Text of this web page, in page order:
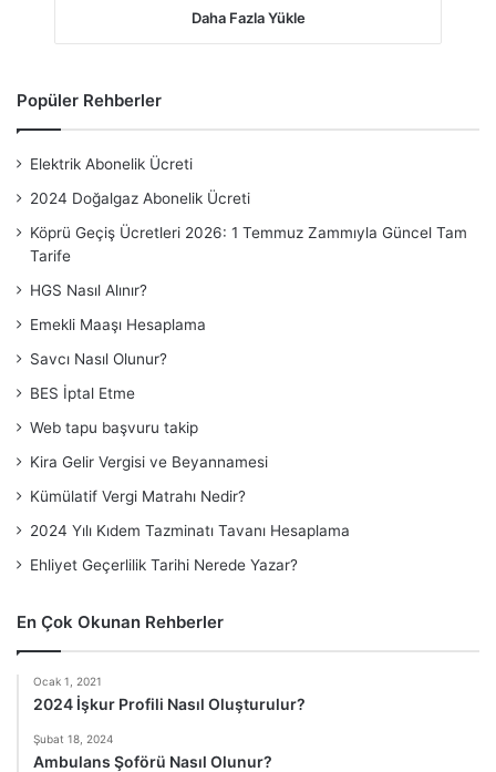
Daha Fazla Yükle
Popüler Rehberler
Elektrik Abonelik Ücreti
2024 Doğalgaz Abonelik Ücreti
Köprü Geçiş Ücretleri 2026: 1 Temmuz Zammıyla Güncel Tam
Tarife
HGS Nasıl Alınır?
Emekli Maaşı Hesaplama
Savcı Nasıl Olunur?
BES İptal Etme
Web tapu başvuru takip
Kira Gelir Vergisi ve Beyannamesi
Kümülatif Vergi Matrahı Nedir?
2024 Yılı Kıdem Tazminatı Tavanı Hesaplama
Ehliyet Geçerlilik Tarihi Nerede Yazar?
En Çok Okunan Rehberler
Ocak 1, 2021
2024 İşkur Profili Nasıl Oluşturulur?
Şubat 18, 2024
Ambulans Şoförü Nasıl Olunur?